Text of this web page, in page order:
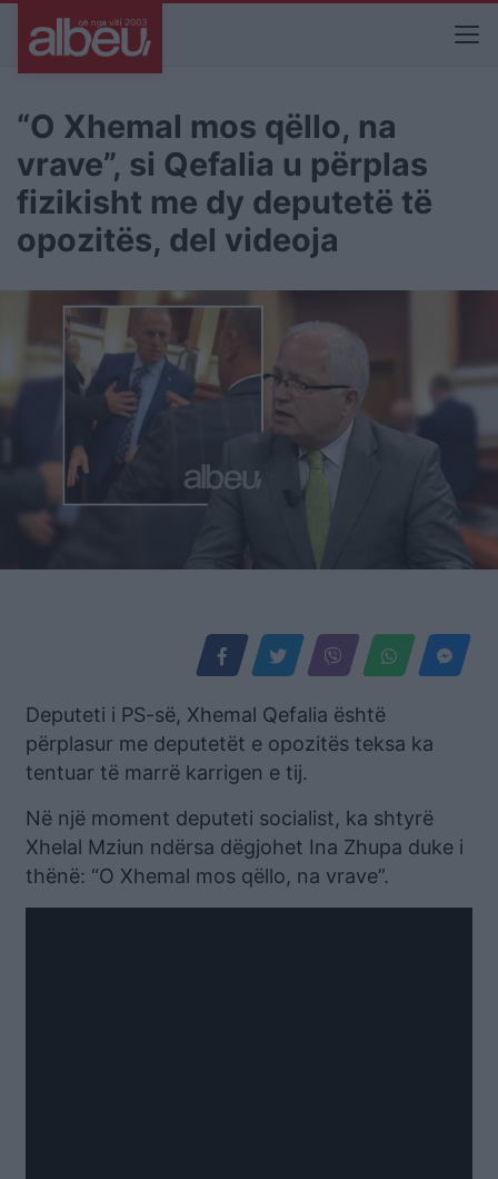
“O Xhemal mos qëllo, na
vrave”, si Qefalia u përplas
fizikisht me dy deputetë të
opozitës, del videoja
Deputeti i PS-së, Xhemal Qefalia është
përplasur me deputetët e opozitës teksa ka
tentuar të marrë karrigen e tij.
Në një moment deputeti socialist, ka shtyrë
Xhelal Mziun ndërsa dëgjohet Ina Zhupa duke i
thënë: “O Xhemal mos qëllo, na vrave”.